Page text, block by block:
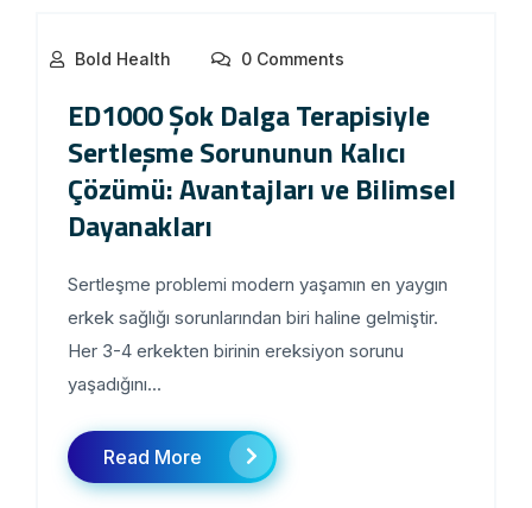
Bold Health 0 Comments
ED1000 Şok Dalga Terapisiyle
Sertleşme Sorununun Kalıcı
Çözümü: Avantajları ve Bilimsel
Dayanakları
Sertleşme problemi modern yaşamın en yaygın
erkek sağlığı sorunlarından biri haline gelmiştir.
Her 3-4 erkekten birinin ereksiyon sorunu
yaşadığını...
Read More